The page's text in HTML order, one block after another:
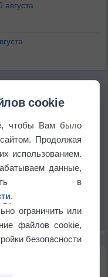
августа
отличается от
cookie
чтобы Вам было
Продолжая
использованием.
данные,
в
.
ограничить или
файлов cookie,
безопасности